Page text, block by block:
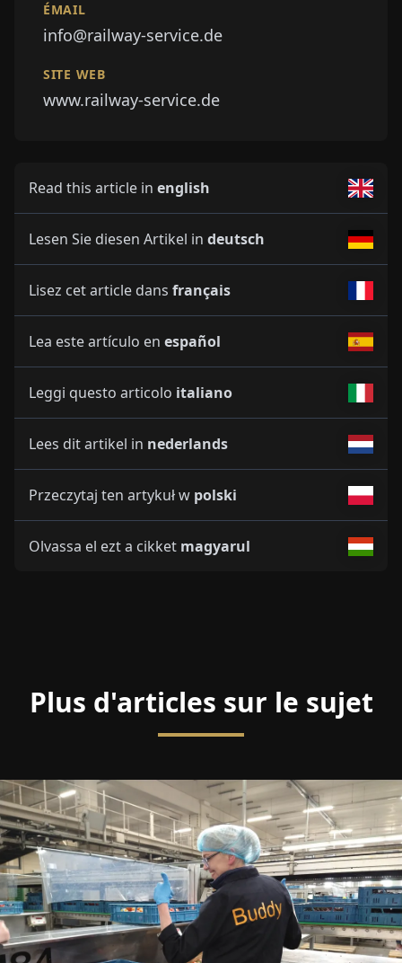
ÉMAIL
info@railway-service.de
SITE WEB
www.railway-service.de
Read this article in english
Lesen Sie diesen Artikel in deutsch
Lisez cet article dans français
Lea este artículo en español
Leggi questo articolo italiano
Lees dit artikel in nederlands
Przeczytaj ten artykuł w polski
Olvassa el ezt a cikket magyarul
Plus d'articles sur le sujet